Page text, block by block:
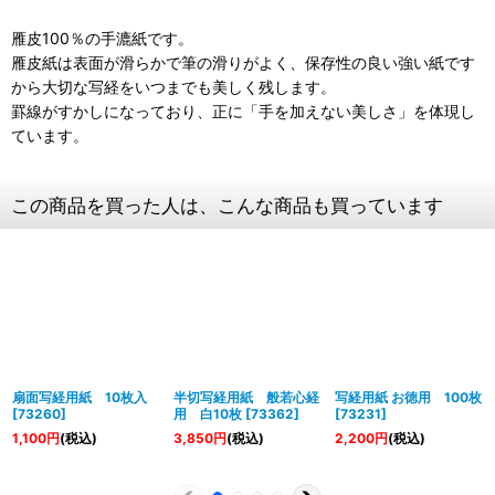
雁皮100％の手漉紙です。
雁皮紙は表面が滑らかで筆の滑りがよく、保存性の良い強い紙です
から大切な写経をいつまでも美しく残します。
罫線がすかしになっており、正に「手を加えない美しさ」を体現し
ています。
この商品を買った人は、こんな商品も買っています
扇面写経用紙 10枚入
[73260]
1,100円(税込)
半切写経用紙 般若心経
用 白10枚 [73362]
3,850円(税込)
写経用紙 お徳用 100枚
[73231]
2,200円(税込)